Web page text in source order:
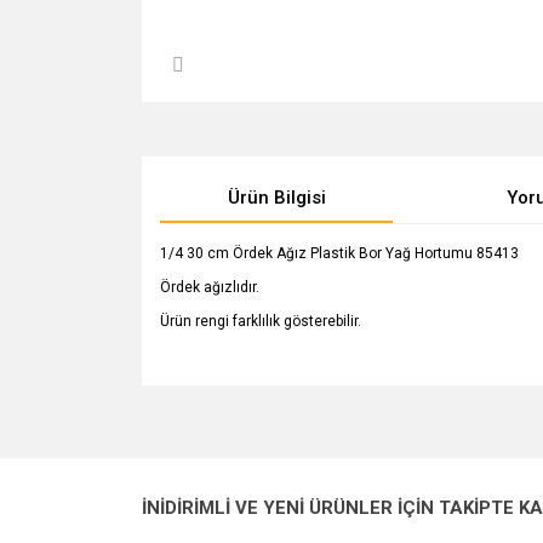
Ürün Bilgisi
1/4 30 cm Ördek Ağız Plastik Bor Yağ Hortumu 85413
Ördek ağızlıdır.
Ürün rengi farklılık gösterebilir.
Ürün açıklamasında eksik bilgiler bulunuyor.
İNİDİRİMLİ VE YENİ ÜRÜNLER İÇİN TAKİPTE